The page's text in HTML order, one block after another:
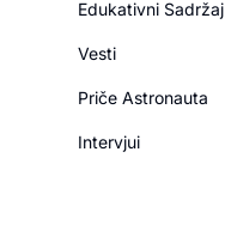
Edukativni Sadržaj
Vesti
Priče Astronauta
Intervjui